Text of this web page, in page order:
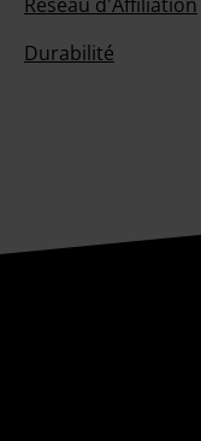
Réseau d'Affiliation
Durabilité